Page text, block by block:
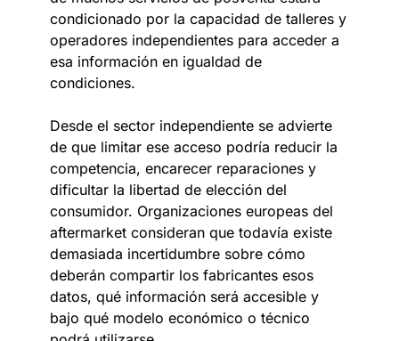
condicionado por la capacidad de talleres y
operadores independientes para acceder a
esa información en igualdad de
condiciones.
Desde el sector independiente se advierte
de que limitar ese acceso podría reducir la
competencia, encarecer reparaciones y
dificultar la libertad de elección del
consumidor. Organizaciones europeas del
aftermarket consideran que todavía existe
demasiada incertidumbre sobre cómo
deberán compartir los fabricantes esos
datos, qué información será accesible y
bajo qué modelo económico o técnico